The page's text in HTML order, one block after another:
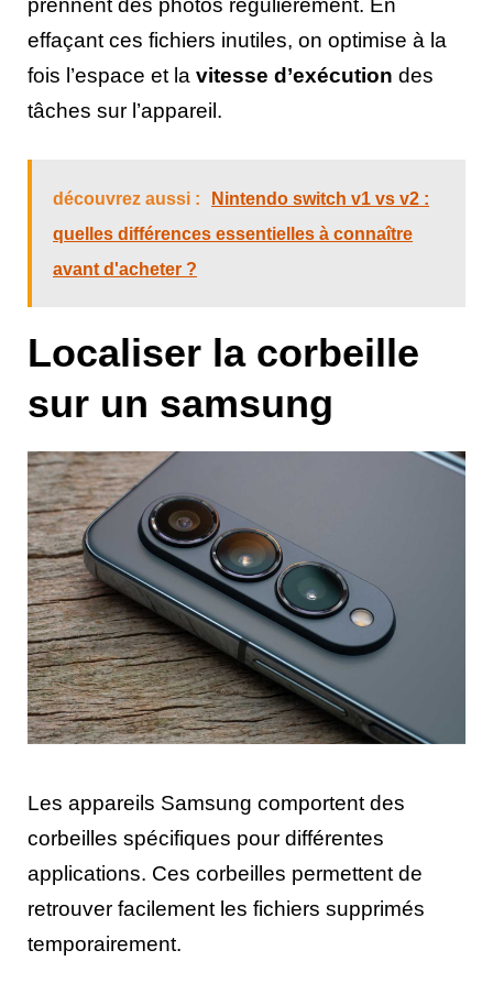
prennent des photos régulièrement. En
effaçant ces fichiers inutiles, on optimise à la
fois l’espace et la vitesse d’exécution des
tâches sur l’appareil.
découvrez aussi :
Nintendo switch v1 vs v2 :
quelles différences essentielles à connaître
avant d'acheter ?
Localiser la corbeille
sur un samsung
Les appareils Samsung comportent des
corbeilles spécifiques pour différentes
applications. Ces corbeilles permettent de
retrouver facilement les fichiers supprimés
temporairement.